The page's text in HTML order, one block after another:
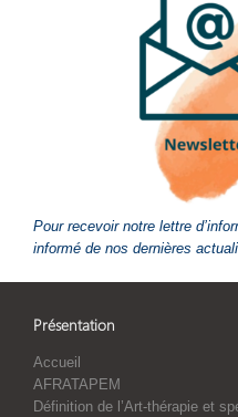
Pour recevoir notre lettre
informé de nos dernières
Présentation
Accueil
AFRATAPEM
Définition de l’Art-thérapie et